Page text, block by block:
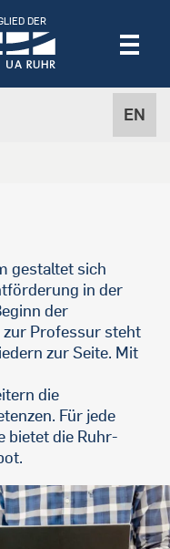
EN
DER
gestaltet sich
in der
der
Professur steht
zur Seite. Mit
die
Für jede
bietet die Ruhr-